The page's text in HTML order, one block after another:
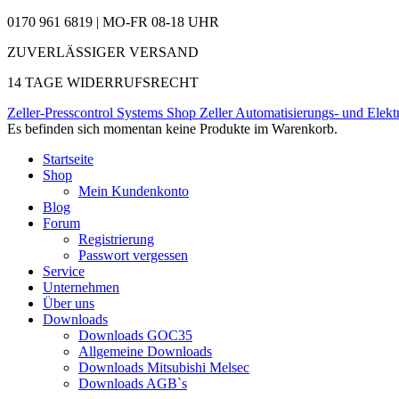
0170 961 6819 | MO-FR 08-18 UHR
ZUVERLÄSSIGER VERSAND
14 TAGE WIDERRUFSRECHT
Zeller-Presscontrol Systems Shop Zeller Automatisierungs- und
Es befinden sich momentan keine Produkte im Warenkorb.
Startseite
Shop
Mein Kundenkonto
Blog
Forum
Registrierung
Passwort vergessen
Service
Unternehmen
Über uns
Downloads
Downloads GOC35
Allgemeine Downloads
Downloads Mitsubishi Melsec
Downloads AGB`s